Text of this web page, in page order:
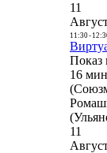
11
11:30-
Показ
16
11